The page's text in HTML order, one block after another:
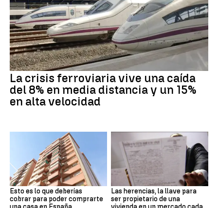
La crisis ferroviaria vive una caída
del 8% en media distancia y un 15%
en alta velocidad
Esto es lo que deberías
cobrar para poder comprarte
Las herencias, la llave para
ser propietario de una